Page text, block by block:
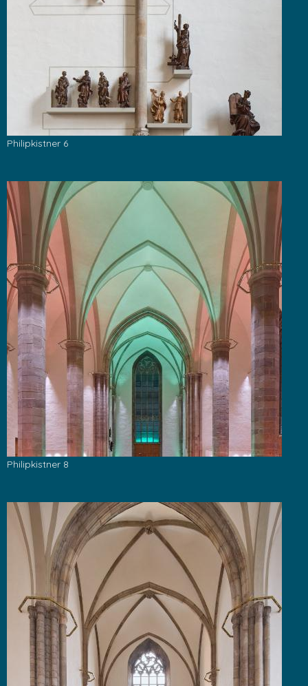
Philipkistner 6
Philipkistner 8